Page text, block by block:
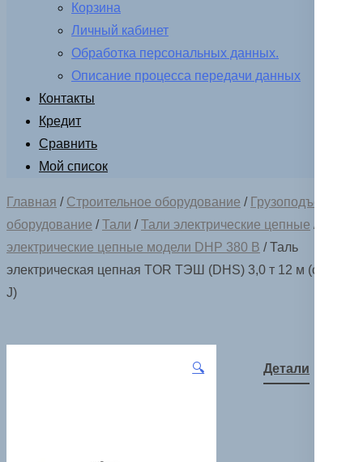
Корзина
Личный кабинет
Обработка персональных данных.
Описание процесса передачи данных
Контакты
Кредит
Сравнить
Мой список
Главная / Строительное оборудование / Грузоподъемное
оборудование /Тали /Тали электрические цепные /
электрические цепные модели DHP 380 В / Таль
электрическая цепная TOR ТЭШ (DHS) 3,0 т 12 м (серия
J)
🔍 Детали